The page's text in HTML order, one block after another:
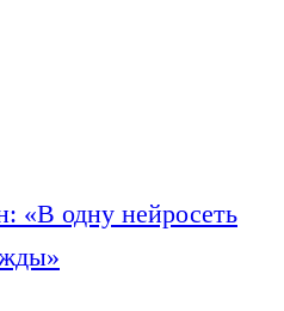
«В одну нейросеть